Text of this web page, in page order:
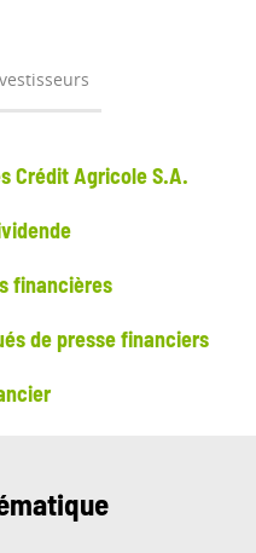
Crédit Agricole S.A.
financières
de presse financiers